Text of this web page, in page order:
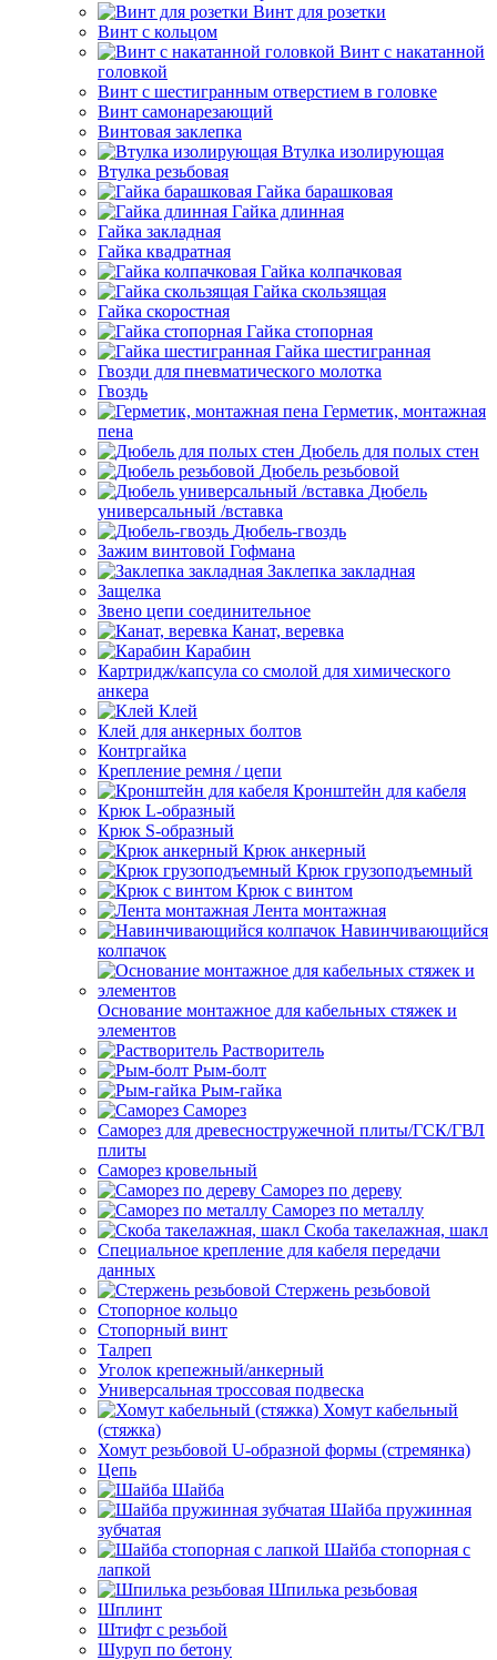
Винт для розетки
Винт с кольцом
Винт с накатанной
головкой
Винт с шестигранным отверстием в головке
Винт самонарезающий
Винтовая заклепка
Втулка изолирующая
Втулка резьбовая
Гайка барашковая
Гайка длинная
Гайка закладная
Гайка квадратная
Гайка колпачковая
Гайка скользящая
Гайка скоростная
Гайка стопорная
Гайка шестигранная
Гвозди для пневматического молотка
Гвоздь
Герметик, монтажная
пена
Дюбель для полых стен
Дюбель резьбовой
Дюбель
универсальный /вставка
Дюбель-гвоздь
Зажим винтовой Гофмана
Заклепка закладная
Защелка
Звено цепи соединительное
Канат, веревка
Карабин
Картридж/капсула со смолой для химического
анкера
Клей
Клей для анкерных болтов
Контргайка
Крепление ремня / цепи
Кронштейн для кабеля
Крюк L-образный
Крюк S-образный
Крюк анкерный
Крюк грузоподъемный
Крюк с винтом
Лента монтажная
Навинчивающийся
колпачок
Основание монтажное для кабельных стяжек и
элементов
Растворитель
Рым-болт
Рым-гайка
Саморез
Саморез для древесностружечной плиты/ГСК/ГВЛ
плиты
Саморез кровельный
Саморез по дереву
Саморез по металлу
Скоба такелажная, шакл
Специальное крепление для кабеля передачи
данных
Стержень резьбовой
Стопорное кольцо
Стопорный винт
Талреп
Уголок крепежный/анкерный
Универсальная троссовая подвеска
Хомут кабельный
(стяжка)
Хомут резьбовой U-образной формы (стремянка)
Цепь
Шайба
Шайба пружинная
зубчатая
Шайба стопорная с
лапкой
Шпилька резьбовая
Шплинт
Штифт с резьбой
Шуруп по бетону